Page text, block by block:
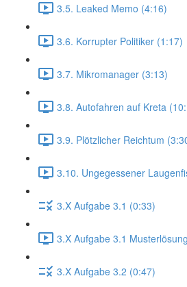
3.5. Leaked Memo (4:16)
3.6. Korrupter Politiker (1:17)
3.7. Mikromanager (3:13)
3.8. Autofahren auf Kreta
3.9. Plötzlicher Reichtum
3.10. Ungegessener
3.X Aufgabe 3.1 (0:33)
3.X Aufgabe 3.1
3.X Aufgabe 3.2 (0:47)